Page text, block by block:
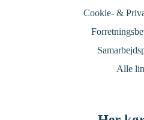
Cookie- &
Alle